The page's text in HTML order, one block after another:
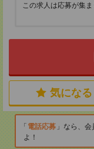
この求人は応募が集
気になる
電話応募
なら、会
よ！